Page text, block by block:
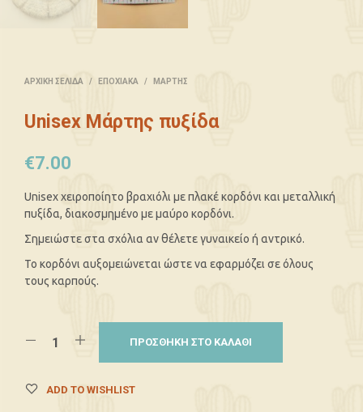
ΑΡΧΙΚΉ ΣΕΛΊΔΑ / ΕΠΟΧΙΑΚΆ / ΜΆΡΤΗΣ
Unisex Μάρτης πυξίδα
€7.00
Unisex χειροποίητο βραχιόλι με πλακέ κορδόνι και μεταλλική
πυξίδα, διακοσμημένο με μαύρο κορδόνι.
Σημειώστε στα σχόλια αν θέλετε γυναικείο ή αντρικό.
Το κορδόνι αυξομειώνεται ώστε να εφαρμόζει σε όλους
τους καρπούς.
ΠΡΟΣΘΉΚΗ ΣΤΟ ΚΑΛΆΘΙ
ADD TO WISHLIST